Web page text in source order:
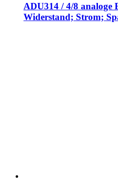
ADU314 / 4/8 analoge
Widerstand; Strom;